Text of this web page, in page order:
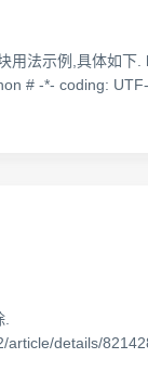
用法示例,具体如下
# -*- coding:
article/details/